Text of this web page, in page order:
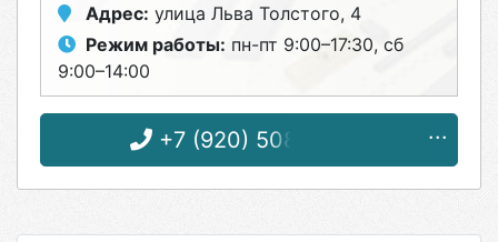
Адрес: улица Льва Толстого, 4
Режим работы: пн-пт 9:00–17:30, сб
9:00–14:00
+7 (920) 508-13-66